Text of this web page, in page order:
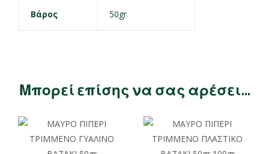
Βάρος 50gr
Μπορεί επίσης να σας αρέσει…